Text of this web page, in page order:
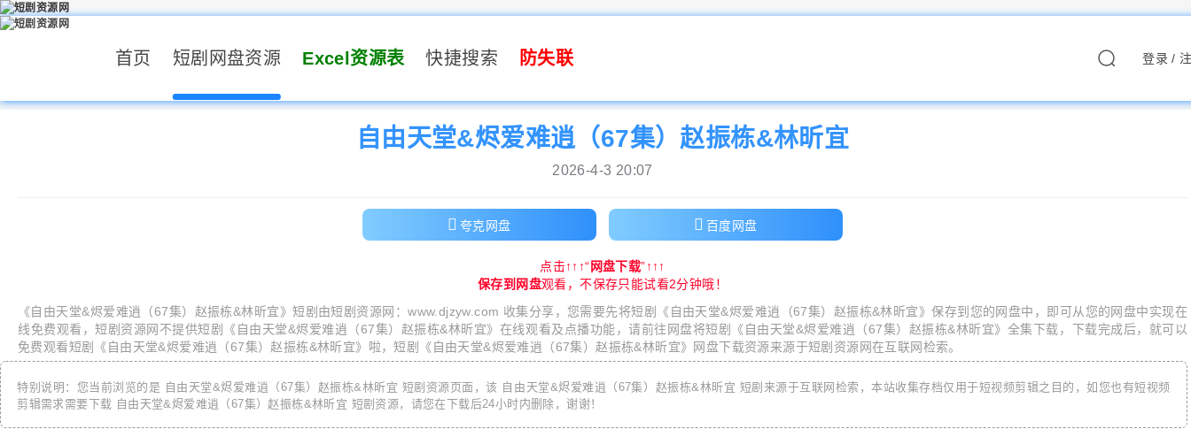
登录/
首页 短剧网盘资源 Excel资源表 快捷搜索 防失联
自由天堂&烬爱难逍（67集）赵振栋&林昕宜
2026-4-3 20:07
夸克网盘 百度网盘
点击↑↑↑“网盘下载”↑↑↑
保存到网盘观看，不保存只能试看2分钟哦！
《自由天堂&烬爱难逍（67集）赵振栋&林昕宜》短剧由短剧资源网 ：www.djzyw.com 收集分享，您需要先将短剧《自由天堂&烬爱难逍（67集）赵振栋&林昕宜》保存到您的网盘中，即可从您的网盘中实现在
线免费观看，短剧资源网 不提供短剧《自由天堂&烬爱难逍（67集）赵振栋&林昕宜》在线观看及点播功能，请前往网盘将短剧《自由天堂&烬爱难逍（67集）赵振栋&林昕宜》全集下载，下载完成后，就可以
免费观看短剧《自由天堂&烬爱难逍（67集）赵振栋&林昕宜》啦，短剧《自由天堂&烬爱难逍（67集）赵振栋&林昕宜》网盘下载资源来源于短剧资源网在互联网检索。
特别说明：您当前浏览的是 自由天堂&烬爱难逍（67集）赵振栋&林昕宜 短剧资源页面，该 自由天堂&烬爱难逍（67集）赵振栋&林昕宜 短剧来源于互联网检索，本站收集存档仅用于短视频剪辑之目的，如您也有短视频
剪辑需求需要下载 自由天堂&烬爱难逍（67集）赵振栋&林昕宜 短剧资源，请您在下载后24小时内删除，谢谢！